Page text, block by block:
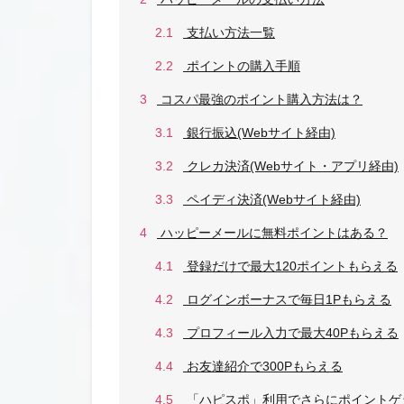
2.1 支払い方法一覧
2.2 ポイントの購入手順
3 コスパ最強のポイント購入方法は？
3.1 銀行振込(Webサイト経由)
3.2 クレカ決済(Webサイト・アプリ経由)
3.3 ペイディ決済(Webサイト経由)
4 ハッピーメールに無料ポイントはある？
4.1 登録だけで最大120ポイントもらえる
4.2 ログインボーナスで毎日1Pもらえる
4.3 プロフィール入力で最大40Pもらえる
4.4 お友達紹介で300Pもらえる
4.5 「ハピスポ」利用でさらにポイント